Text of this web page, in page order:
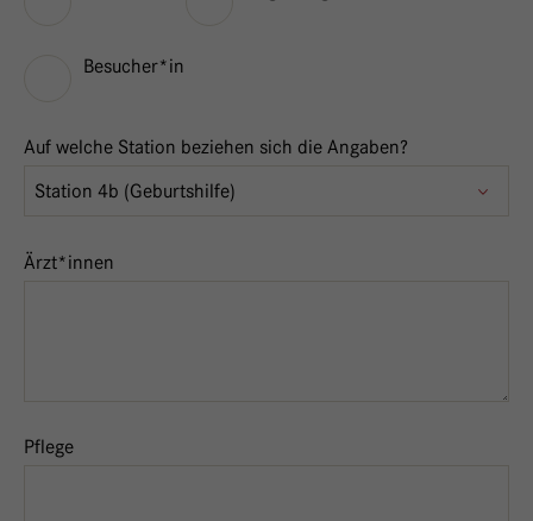
Besucher*in
Feedback zu den verschiedenen Abteilungen und Teams
Auf welche Station beziehen sich die Angaben?
Ärzt*innen
Pflege